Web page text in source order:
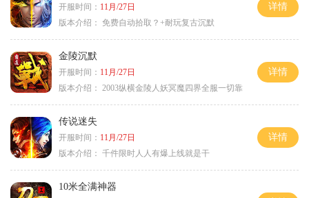
开服时间： 11月/27日
版本介绍： 免费自动拾取？+耐玩复古沉默
详情
金陵沉默
开服时间： 11月/27日
版本介绍： 2003纵横金陵人妖冥魔四界全服一切靠
详情
传说迷失
开服时间： 11月/27日
版本介绍： 千件限时人人有爆上线就是干
详情
10米全满神器